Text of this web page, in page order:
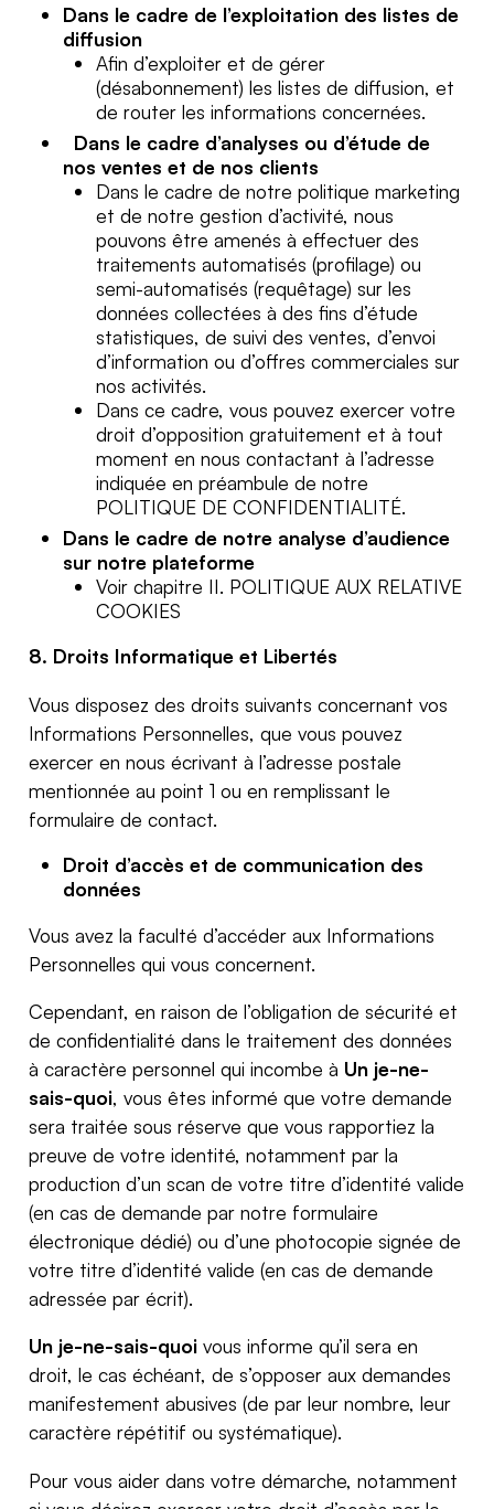
Dans le cadre de l’exploitation des listes de
diffusion
Afin d’exploiter et de gérer
(désabonnement) les listes de diffusion, et
de router les informations concernées.
Dans le cadre d’analyses ou d’étude de
nos ventes et de nos clients
Dans le cadre de notre politique marketing
et de notre gestion d’activité, nous
pouvons être amenés à effectuer des
traitements automatisés (profilage) ou
semi-automatisés (requêtage) sur les
données collectées à des fins d’étude
statistiques, de suivi des ventes, d’envoi
d’information ou d’offres commerciales sur
nos activités.
Dans ce cadre, vous pouvez exercer votre
droit d’opposition gratuitement et à tout
moment en nous contactant à l’adresse
indiquée en préambule de notre
POLITIQUE DE CONFIDENTIALITÉ.
Dans le cadre de notre analyse d’audience
sur notre plateforme
Voir chapitre II. POLITIQUE AUX RELATIVE
COOKIES
8. Droits Informatique et Libertés
Vous disposez des droits suivants concernant vos
Informations Personnelles, que vous pouvez
exercer en nous écrivant à l’adresse postale
mentionnée au point 1 ou en remplissant le
formulaire de contact.
Droit d’accès et de communication des
données
Vous avez la faculté d’accéder aux Informations
Personnelles qui vous concernent.
Cependant, en raison de l’obligation de sécurité et
de confidentialité dans le traitement des données
à caractère personnel qui incombe à Un je-ne-
sais-quoi, vous êtes informé que votre demande
sera traitée sous réserve que vous rapportiez la
preuve de votre identité, notamment par la
production d’un scan de votre titre d’identité valide
(en cas de demande par notre formulaire
électronique dédié) ou d’une photocopie signée de
votre titre d’identité valide (en cas de demande
adressée par écrit).
Un je-ne-sais-quoi vous informe qu’il sera en
droit, le cas échéant, de s’opposer aux demandes
manifestement abusives (de par leur nombre, leur
caractère répétitif ou systématique).
Pour vous aider dans votre démarche, notamment